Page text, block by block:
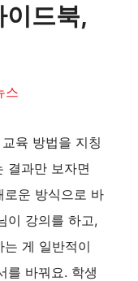
이드북,
스
육 방법을 지칭
결과만 보자면
로운 방식으로 바
이 강의를 하고,
게 일반적이
를 바꿔요. 학생